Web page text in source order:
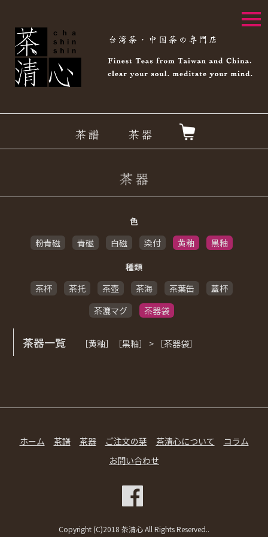
色
粉青磁
青磁 白磁 染付 黄釉
黒釉
種類
茶杯
茶托 茶壺 茶海 茶葉缶
蓋杯
茶漉マグ
茶器袋
茶器一覧 ［黄釉］［黒釉］ > ［茶器袋］
ホーム 茶譜 茶器 ご注文の栞 茶清心について
コラム
お問い合わせ
Copyright (C)2018 茶清心 All Rights Reserved..